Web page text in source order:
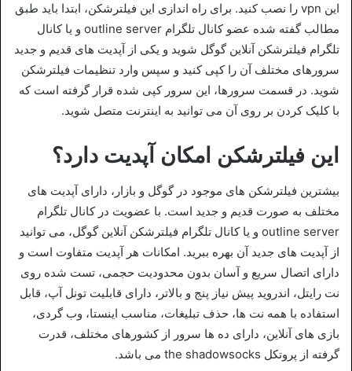
این vpn را نصب کنید. برای راه اندازی این فیلترشکن، ابتدا باید طبق
مطالب گفته شده عضو کانال تلگرام outline server و یا کانال
تلگرام فیلترشکن آنلاین گوگل شوید و یکی از آپدیت های قدیم و جدید
سرورهای مختلف آن را کپی کنید و سپس وارد تنظیمات فیلترشکن
شوید. در قسمت سرورها، این سرور کپی شده قرار گرفته است که
با کلیک کردن بر روی آن می توانید به اینترنت متصل شوید.
این فیلترشکن امکان آپدیت دارد؟
بیشترین فیلترشکن های موجود در گوگل و بازار، دارای آپدیت های
مختلف به صورت قدیم و جدید است. با عضویت در کانال تلگرام
outline server و یا کانال تلگرام فیلترشکن آنلاین گوگل، می توانید
از آپدیت های جدید آن بهره ببرید. امکانات هر آپدیت متفاوت است و
دارای اتصال سریع و آسان بدون محدودیت حجمی، تست شده روی
نت رایتل، اندروید پیش نیاز پنج و بالاتر، دارای قابلیت تونل آپ، قابل
استفاده با همه نت ها، حذف تبلیغات، مناسب اینستا، وب گردی،
بازی های آنلاین، دارای ده ‌ها سرور از کشورهای مختلف، قدرت
گرفته از پروتکل the shadowsocks می باشد.